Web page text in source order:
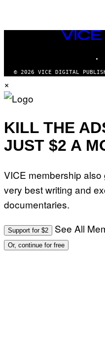
VICE
MEDIA
© 2026 VICE DIGITAL
×
KILL THE
JUST $2 A
VICE membership
very best writing and
documentaries.
Support for $2 See All
Or, continue for free